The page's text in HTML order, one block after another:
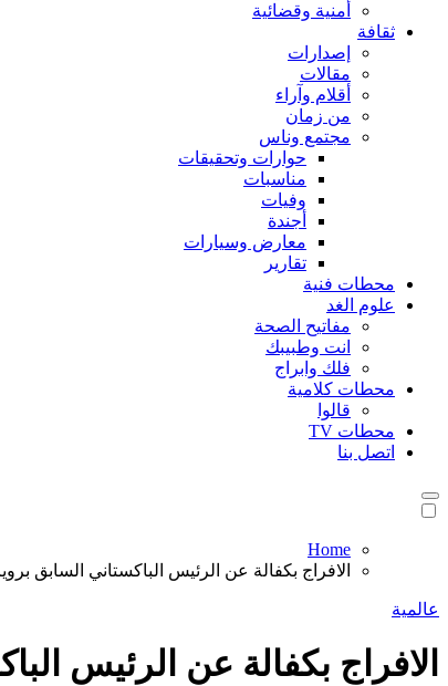
أمنية وقضائية
ثقافة
إصدارات
مقالات
أقلام وآراء
من زمان
مجتمع وناس
حوارات وتحقيقات
مناسبات
وفيات
أجندة
معارض وسيارات
تقارير
محطات فنية
علوم الغد
مفاتيح الصحة
انت وطبيبك
فلك وابراج
محطات كلامية
قالوا
محطات TV
اتصل بنا
Home
الافراج بكفالة عن الرئيس الباكستاني السابق
عالمية
الافراج بكفالة عن الرئيس